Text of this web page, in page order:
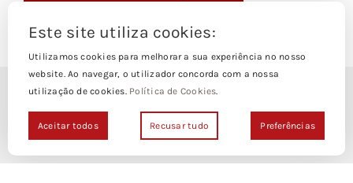
Toggle
Navigation
Politica de Cookies
Termos e Condições
© Copyright 1988- 2026
Loja Edições Piaget by Piaget Ensino Superior| Todos os
Este site utiliza cookies:
Utilizamos cookies para melhorar a sua experiência no nosso
website. Ao navegar, o utilizador concorda com a nossa
utilização de cookies. Política de Cookies.
Aceitar todos Recusar tudo Preferências